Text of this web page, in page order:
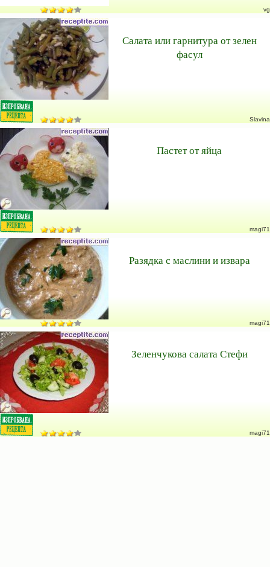
vg
Салата или гарнитура от зелен
фасул
Slavina
Пастет от яйца
magi71
Разядка с маслини и извара
magi71
Зеленчукова салата Стефи
magi71